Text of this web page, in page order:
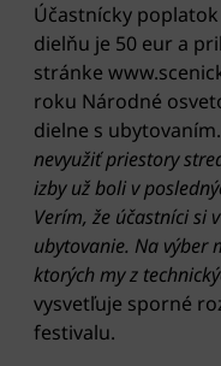
Účastnícky
dielňu je 50 eur a
stránke
roku Národné
dielne s ubytovaním.
nevyužiť priestory
izby už boli v
Verím, že účastníci si
ubytovanie. Na výber
ktorých my z
vysvetľuje sporné
festivalu.